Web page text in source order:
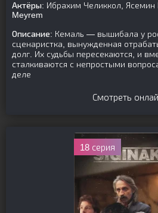
Актёры: Ибрахим Челиккол, Ясемин
Meyrem
Описание: Кемаль — вышибала у
сценаристка, вынужденная
долг. Их судьбы пересекаются, и
сталкиваются с непростыми
деле
Смотреть
18 серия